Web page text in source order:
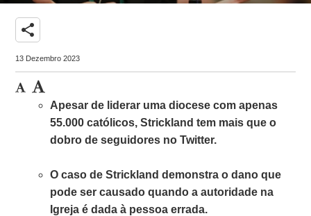
share
13 Dezembro 2023
Apesar de liderar uma diocese com apenas
55.000 católicos, Strickland tem mais que o
dobro de seguidores no Twitter.
O caso de Strickland demonstra o dano que
pode ser causado quando a autoridade na
Igreja é dada à pessoa errada.